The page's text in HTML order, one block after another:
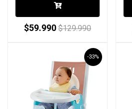
$59.990 $129.990
-33%